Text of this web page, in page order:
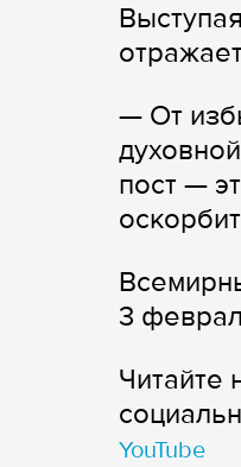
— От
пост —
3
Читайте
YouTube